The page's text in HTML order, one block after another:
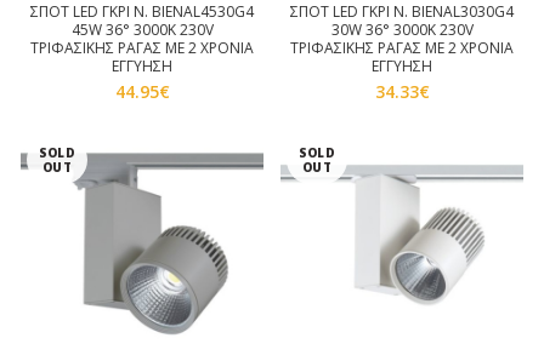
ΣΠΟΤ LED ΓΚΡΙ Ν. BIENAL4530G4
45W 36° 3000K 230V
ΤΡΙΦΑΣΙΚΗΣ ΡΑΓΑΣ ΜΕ 2 ΧΡΟΝΙΑ
ΕΓΓΥΗΣΗ
44.95€
ΣΠΟΤ LED ΓΚΡΙ Ν. BIENAL3030G4
30W 36° 3000K 230V
ΤΡΙΦΑΣΙΚΗΣ ΡΑΓΑΣ ΜΕ 2 ΧΡΟΝΙΑ
ΕΓΓΥΗΣΗ
34.33€
SOLD
OUT
SOLD
OUT